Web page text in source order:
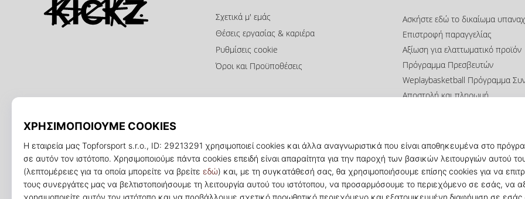
Σχετικά μ' εμάς
Θέσεις εργασίας & καριέρα
Ρυθμίσεις cookie
Όροι και Προϋποθέσεις
Ασκήστε εδώ το δικαίωμα
Επιστροφή παραγγελίας
Αξίωση για ελαττωματικό προϊόν
Πρόγραμμα Πρεσβευτών
Weplaybasketball Πρόγραμμα
Αποστολή και πληρωμή
Συχνές ερωτήσεις
Πολιτική απορρήτου